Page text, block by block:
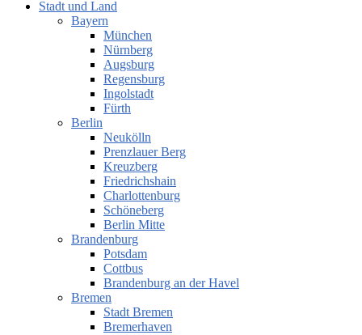
Stadt und Land
Bayern
München
Nürnberg
Augsburg
Regensburg
Ingolstadt
Fürth
Berlin
Neukölln
Prenzlauer Berg
Kreuzberg
Friedrichshain
Charlottenburg
Schöneberg
Berlin Mitte
Brandenburg
Potsdam
Cottbus
Brandenburg an der Havel
Bremen
Stadt Bremen
Bremerhaven